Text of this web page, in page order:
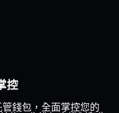
控
錢包，全面掌控您的